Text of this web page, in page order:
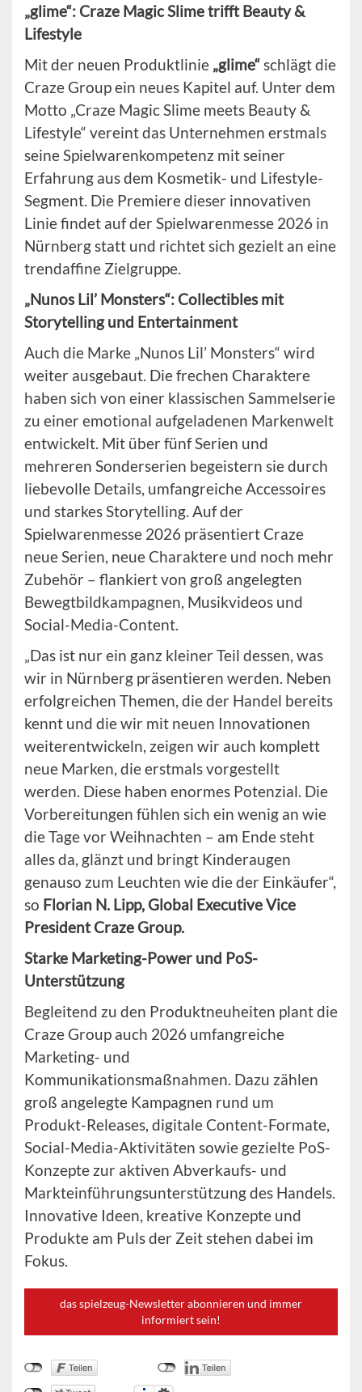
„glime“: Craze Magic Slime trifft Beauty &
Lifestyle
Mit der neuen Produktlinie „glime“ schlägt die
Craze Group ein neues Kapitel auf. Unter dem
Motto „Craze Magic Slime meets Beauty &
Lifestyle“ vereint das Unternehmen erstmals
seine Spielwarenkompetenz mit seiner
Erfahrung aus dem Kosmetik- und Lifestyle-
Segment. Die Premiere dieser innovativen
Linie findet auf der Spielwarenmesse 2026 in
Nürnberg statt und richtet sich gezielt an eine
trendaffine Zielgruppe.
„Nunos Lil’ Monsters“: Collectibles mit
Storytelling und Entertainment
Auch die Marke „Nunos Lil’ Monsters“ wird
weiter ausgebaut. Die frechen Charaktere
haben sich von einer klassischen Sammelserie
zu einer emotional aufgeladenen Markenwelt
entwickelt. Mit über fünf Serien und
mehreren Sonderserien begeistern sie durch
liebevolle Details, umfangreiche Accessoires
und starkes Storytelling. Auf der
Spielwarenmesse 2026 präsentiert Craze
neue Serien, neue Charaktere und noch mehr
Zubehör – flankiert von groß angelegten
Bewegtbildkampagnen, Musikvideos und
Social-Media-Content.
„Das ist nur ein ganz kleiner Teil dessen, was
wir in Nürnberg präsentieren werden. Neben
erfolgreichen Themen, die der Handel bereits
kennt und die wir mit neuen Innovationen
weiterentwickeln, zeigen wir auch komplett
neue Marken, die erstmals vorgestellt
werden. Diese haben enormes Potenzial. Die
Vorbereitungen fühlen sich ein wenig an wie
die Tage vor Weihnachten – am Ende steht
alles da, glänzt und bringt Kinderaugen
genauso zum Leuchten wie die der Einkäufer“,
so Florian N. Lipp, Global Executive Vice
President Craze Group.
Starke Marketing-Power und PoS-
Unterstützung
Begleitend zu den Produktneuheiten plant die
Craze Group auch 2026 umfangreiche
Marketing- und
Kommunikationsmaßnahmen. Dazu zählen
groß angelegte Kampagnen rund um
Produkt-Releases, digitale Content-Formate,
Social-Media-Aktivitäten sowie gezielte PoS-
Konzepte zur aktiven Abverkaufs- und
Markteinführungsunterstützung des Handels.
Innovative Ideen, kreative Konzepte und
Produkte am Puls der Zeit stehen dabei im
Fokus.
das spielzeug-Newsletter abonnieren und immer
informiert sein!